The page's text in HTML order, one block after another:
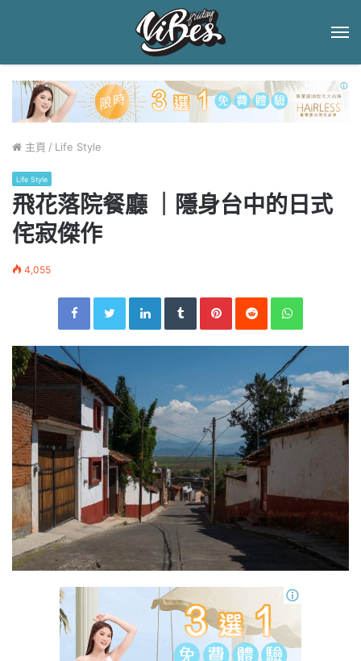
主頁 / Life Style
Life Style
飛花落院餐廳 ｜隱身台中的日式
侘寂傑作
4,055
Facebook Twitter LinkedIn Tumblr Pinterest Reddit